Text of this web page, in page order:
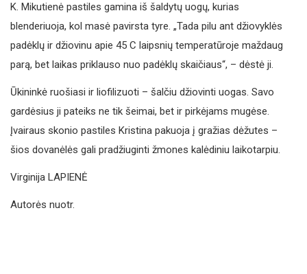
K. Mikutienė pastiles gamina iš šaldytų uogų, kurias
blenderiuoja, kol masė pavirsta tyre. „Tada pilu ant džiovyklės
padėklų ir džiovinu apie 45 C laipsnių temperatūroje maždaug
parą, bet laikas priklauso nuo padėklų skaičiaus“, – dėstė ji.
Ūkininkė ruošiasi ir liofilizuoti – šalčiu džiovinti uogas. Savo
gardėsius ji pateiks ne tik šeimai, bet ir pirkėjams mugėse.
Įvairaus skonio pastiles Kristina pakuoja į gražias dėžutes –
šios dovanėlės gali pradžiuginti žmones kalėdiniu laikotarpiu.
Virginija LAPIENĖ
Autorės nuotr.